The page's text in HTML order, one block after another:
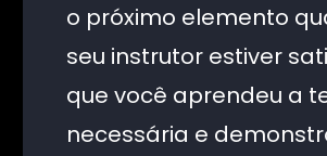
o próximo elemento
seu instrutor estiver
que você aprendeu a
necessária e